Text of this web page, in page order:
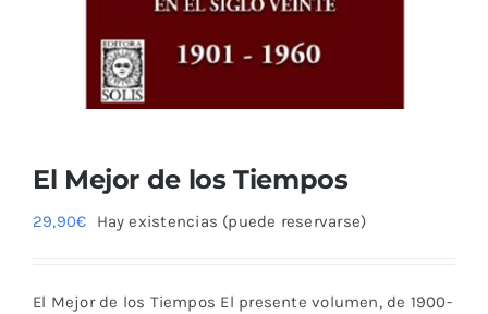
El Mejor de los Tiempos
29,90€ Hay existencias (puede reservarse)
El Mejor de los Tiempos El presente volumen, de 1900-